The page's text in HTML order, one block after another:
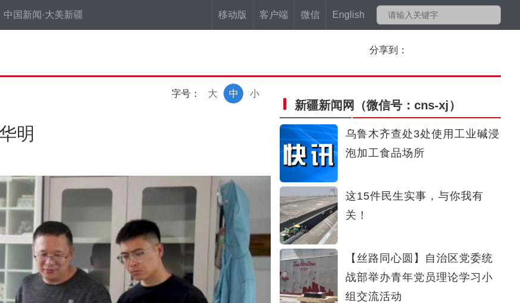
移动版 客户端 微信 English
中国新闻·大美新疆
分享到：
字号： 小
中
大
明
新疆新闻网 （微信号：cns-xj）
乌鲁木齐查处3处使用工业碱浸
泡加工食品场所
这15件民生实事，与你我有
关！
【丝路同心圆】自治区党委统
战部举办青年党员理论学习小
组交流活动
新疆喀什“双展”首日见闻：相隔万里来“相